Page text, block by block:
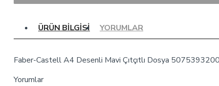
ÜRÜN BILGISI YORUMLAR
Faber-Castell A4 Desenli Mavi Çıtçıtlı Dosya
Yorumlar